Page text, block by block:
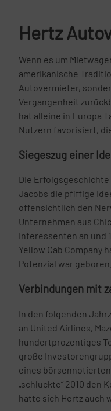
Hertz
Wenn es um
amerikanische
Autovermieter,
Vergangenheit
hat alleine in Europa
Nutzern favorisiert,
Siegeszug einer
Die Erfolgsgeschichte
Jacobs die pfiffige
offensichtlich den
Unternehmen aus
Interessenten an und
Yellow Cab Company
Potenzial war geboren.
Verbindungen mit
In den folgenden
an United Airlines,
hundertprozentiges
große
eines
„schluckte“ 2010
hatte sich Hertz auch